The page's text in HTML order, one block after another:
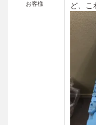
お客様
ど、